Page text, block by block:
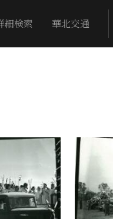
細検索 華北交通